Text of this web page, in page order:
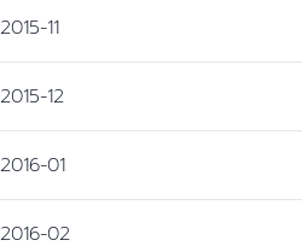
2015-11
2015-12
2016-01
2016-02